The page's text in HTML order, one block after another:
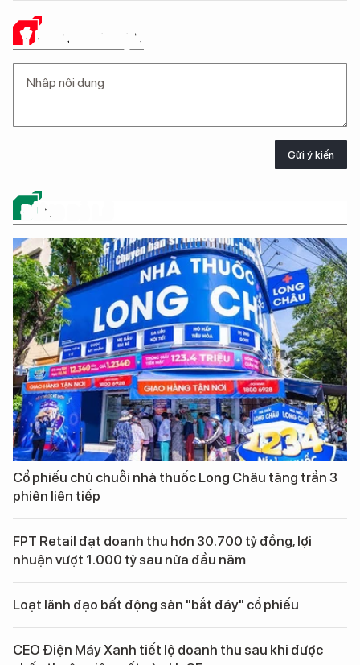
Ý KIẾN CỦA BẠN
Gửi ý kiến
ĐỪNG BỎ LỠ
Cổ phiếu chủ chuỗi nhà thuốc Long Châu tăng trần 3
phiên liên tiếp
FPT Retail đạt doanh thu hơn 30.700 tỷ đồng, lợi
nhuận vượt 1.000 tỷ sau nửa đầu năm
Loạt lãnh đạo bất động sản "bắt đáy" cổ phiếu
CEO Điện Máy Xanh tiết lộ doanh thu sau khi được